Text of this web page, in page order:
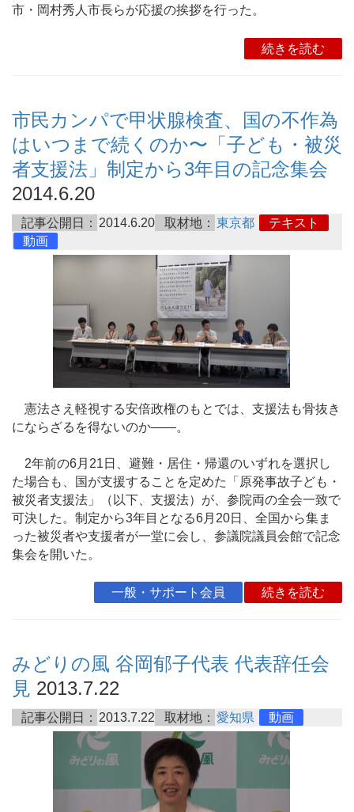
市・岡村秀人市長らが応援の挨拶を行った。
続きを読む
市民カンパで甲状腺検査、国の不作為
はいつまで続くのか〜「子ども・被災
者支援法」制定から3年目の記念集会
2014.6.20
記事公開日： 2014.6.20 取材地： 東京都
テキスト
動画
憲法さえ軽視する安倍政権のもとでは、支援法も骨抜き
にならざるを得ないのか――。
2年前の6月21日、避難・居住・帰還のいずれを選択し
た場合も、国が支援することを定めた「原発事故子ども・
被災者支援法」（以下、支援法）が、参院両の全会一致で
可決した。制定から3年目となる6月20日、全国から集ま
った被災者や支援者が一堂に会し、参議院議員会館で記念
集会を開いた。
一般・サポート会員 続きを読む
みどりの風 谷岡郁子代表 代表辞任会
見 2013.7.22
記事公開日： 2013.7.22 取材地： 愛知県 動画